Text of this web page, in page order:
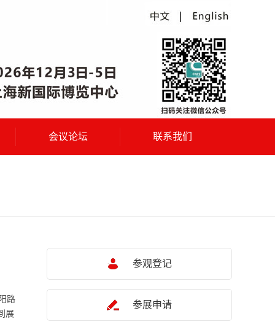
会议论坛 联系我们
路
展
参观登记
参展申请